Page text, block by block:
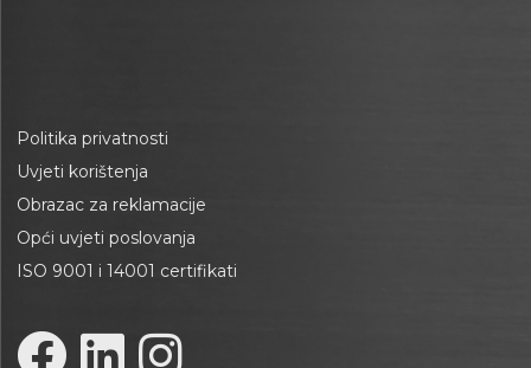
Politika privatnosti
Uvjeti korištenja
Obrazac za reklamacije
Opći uvjeti poslovanja
ISO 9001 i 14001 certifikati